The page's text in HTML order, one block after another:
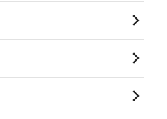
Kontakta oss
- Returer och